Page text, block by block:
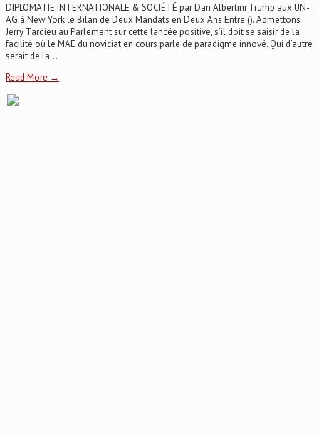
DIPLOMATIE INTERNATIONALE & SOCIÉTÉ par Dan Albertini Trump aux UN-
AG à New York le Bilan de Deux Mandats en Deux Ans Entre (). Admettons
Jerry Tardieu au Parlement sur cette lancée positive, s’il doit se saisir de la
facilité où le MAE du noviciat en cours parle de paradigme innové. Qui d’autre
serait de la...
Read More →